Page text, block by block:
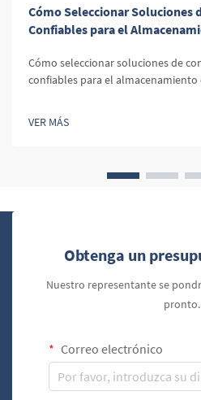
Cómo Seleccionar Soluciones
Confiables para el
Cómo seleccionar soluciones de
confiables para el almacenamiento
cigarros como para el vino. En los
de humedad preservan el sabor,
VER MÁS
Obtenga un
Nuestro representante se
pronto.
Correo electrónico